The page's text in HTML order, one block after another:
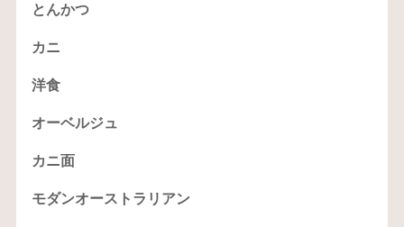
とんかつ
カニ
洋食
オーベルジュ
カニ面
モダンオーストラリアン